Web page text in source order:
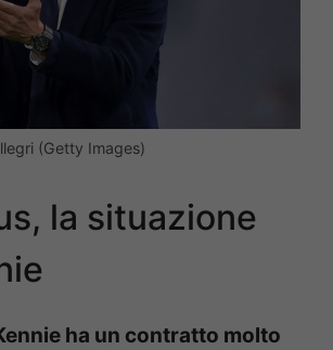
(Getty Images)
la situazione
ha un contratto molto